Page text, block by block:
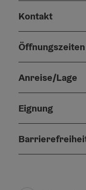
Kontakt
Öffnungszeiten
Anreise/Lage
Eignung